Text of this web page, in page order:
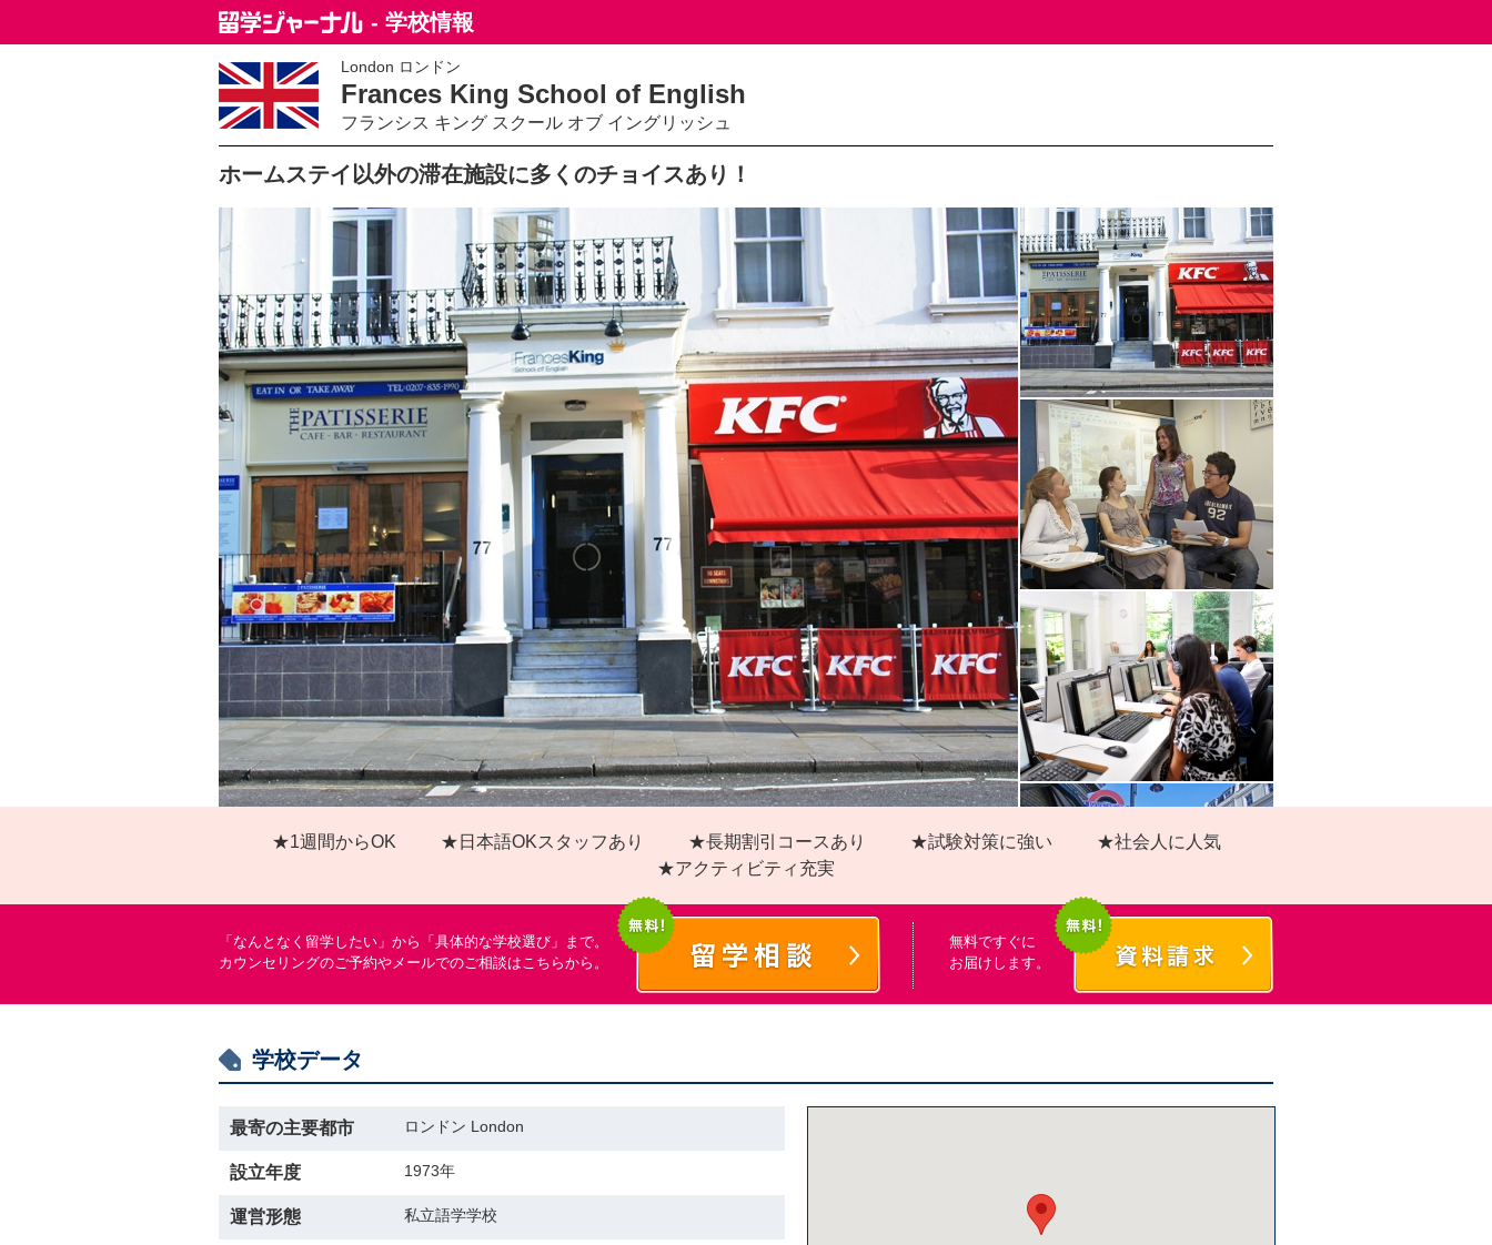
- 学校情報
London ロンドン
Frances King School of English
フランシス キング スクール オブ イングリッシュ
ホームステイ以外の滞在施設に多くのチョイスあり！
★1週間からOK ★日本語OKスタッフあり ★長期割引コースあり ★試験対策に強い
★社会人に人気
★アクティビティ充実
「なんとなく留学したい」から「具体的な学校選び」まで。
カウンセリングのご予約やメールでのご相談はこちらから。
無料ですぐに
お届けします。
学校データ
最寄の主要都市 ロンドン London
設立年度 1973年
運営形態 私立語学学校